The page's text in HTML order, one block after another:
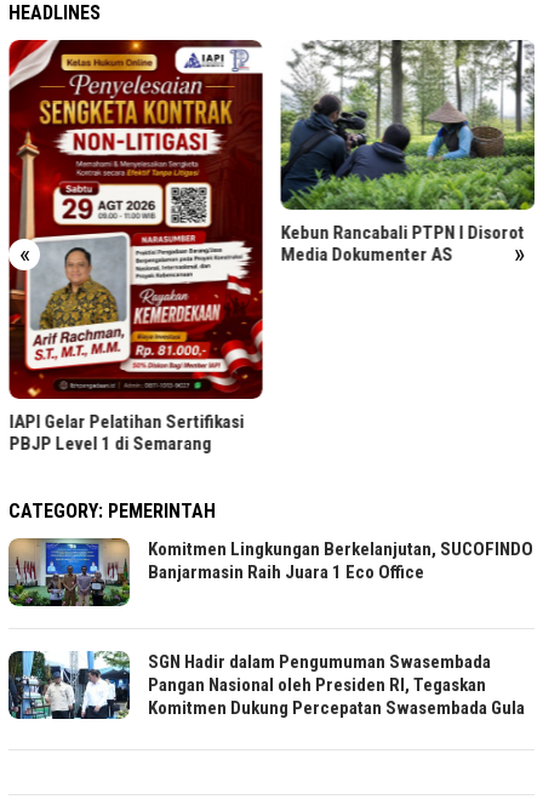
HEADLINES
« »
Kebun Rancabali PTPN I Disorot
Media Dokumenter AS
Bintang Laut PIK
Kuliner, Mancing, dan
CATEGORY: PEMERINTAH
Komitmen Lingkungan Berkelanjutan, SUCOFINDO
Banjarmasin Raih Juara 1 Eco Office
SGN Hadir dalam Pengumuman Swasembada
Pangan Nasional oleh Presiden RI, Tegaskan
Komitmen Dukung Percepatan Swasembada Gula